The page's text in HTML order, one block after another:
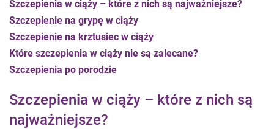
Szczepienia w ciąży – które z nich są najważniejsze?
Szczepienie na grypę w ciąży
Szczepienie na krztusiec w ciąży
Które szczepienia w ciąży nie są zalecane?
Szczepienia po porodzie
Szczepienia w ciąży – które z nich są
najważniejsze?